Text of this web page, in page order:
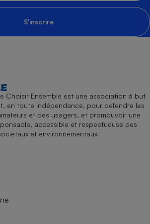
S'inscrire
Choisir Ensemble est une association à but
en toute indépendance, pour défendre les
et des usagers, et promouvoir une
accessible et respectueuse des
et environnementaux.